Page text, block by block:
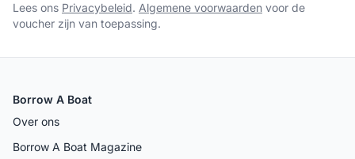
Lees ons Privacybeleid. Algemene voorwaarden voor de
voucher zijn van toepassing.
Borrow A Boat
Over ons
Borrow A Boat Magazine